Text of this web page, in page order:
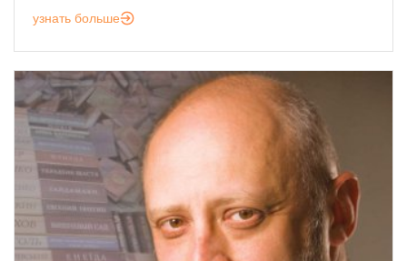
узнать больше